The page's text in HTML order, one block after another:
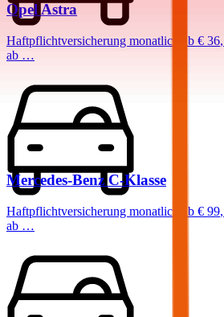
OpelAstra
Haftpflichtversicherung monatlich ab € 36,
ab …
Mercedes-Benz C-Klasse
Haftpflichtversicherung monatlich ab € 99,
ab …